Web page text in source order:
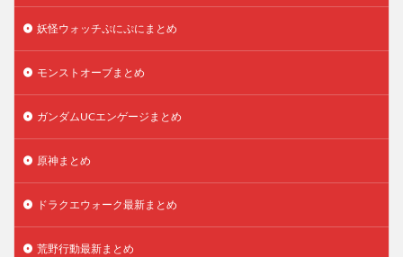
妖怪ウォッチぷにぷにまとめ
モンストオーブまとめ
ガンダムUCエンゲージまとめ
原神まとめ
ドラクエウォーク最新まとめ
荒野行動最新まとめ